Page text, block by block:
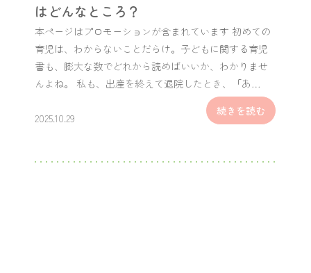
はどんなところ？
本ページはプロモーションが含まれています 初めての
育児は、わからないことだらけ。子どもに関する育児
書も、膨大な数でどれから読めばいいか、わかりませ
んよね。 私も、出産を終えて退院したとき、「あ…
2025.10.29
続きを読む